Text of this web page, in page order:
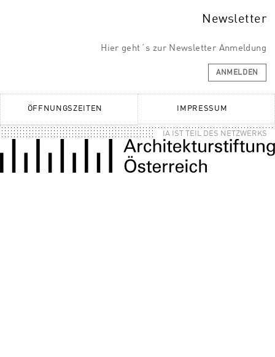
Newsletter
Hier geht´s zur Newsletter Anmeldung
ANMELDEN
ÖFFNUNGSZEITEN IMPRESSUM
IA IST TEIL DES NETZWERKS